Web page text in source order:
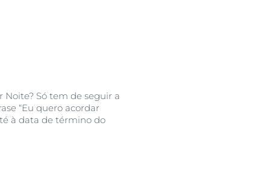
Só tem de seguir a
“Eu quero acordar
à data de término do